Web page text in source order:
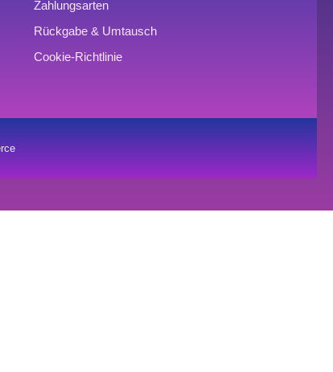
Zahlungsarten
Rückgabe & Umtausch
Cookie-Richtlinie